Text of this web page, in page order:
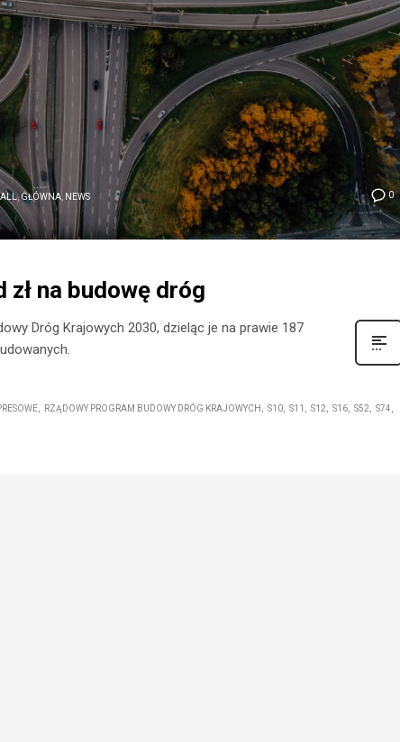
0
ALL,GŁÓWNA, NEWS
na budowę dróg
Dróg Krajowych 2030, dzieląc je na prawie 187
RZĄDOWY PROGRAM BUDOWY DRÓG KRAJOWYCH S10 S11 S12 S16 S52
S74